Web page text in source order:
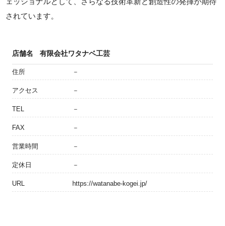
されています。
店舗名 有限会社ワタナベ工芸
住所 －
アクセス －
TEL －
FAX －
営業時間 －
定休日 －
URL https://watanabe-kogei.jp/